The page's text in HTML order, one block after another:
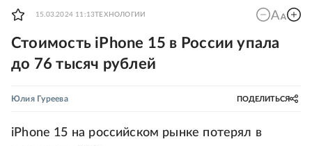
15.03.2024 11:13ТЕХНОЛОГИИ
Стоимость iPhone 15 в России упала
до 76 тысяч рублей
Юлия Гуреева ПОДЕЛИТЬСЯ
iPhone 15 на российском рынке потерял в